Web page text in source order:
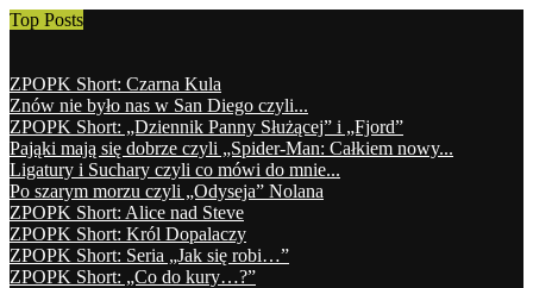
Top Posts
ZPOPK Short: Czarna Kula
Znów nie było nas w San Diego czyli...
ZPOPK Short: „Dziennik Panny Służącej” i „Fjord”
Pająki mają się dobrze czyli „Spider-Man: Całkiem nowy...
Ligatury i Suchary czyli co mówi do mnie...
Po szarym morzu czyli „Odyseja” Nolana
ZPOPK Short: Alice nad Steve
ZPOPK Short: Król Dopalaczy
ZPOPK Short: Seria „Jak się robi…”
ZPOPK Short: „Co do kury…?”